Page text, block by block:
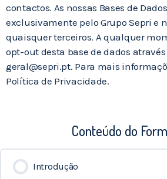
contactos. As nossas Bases de
exclusivamente pelo Grupo Sepri e
quaisquer terceiros. A qualquer
opt-out desta base de dados
geral@sepri.pt. Para mais
Política de Privacidade.
Conteúdo do
Introdução